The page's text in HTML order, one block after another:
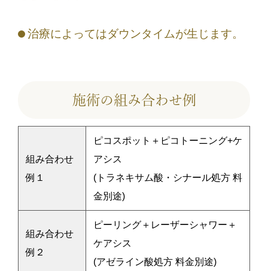
治療によってはダウンタイムが生じます。
施術の組み合わせ例
組み合わせ
例１
ピコスポット＋ピコトーニング+ケ
アシス
(トラネキサム酸・シナール処方 料
金別途)
組み合わせ
例２
ピーリング＋レーザーシャワー＋
ケアシス
(アゼライン酸処方 料金別途)